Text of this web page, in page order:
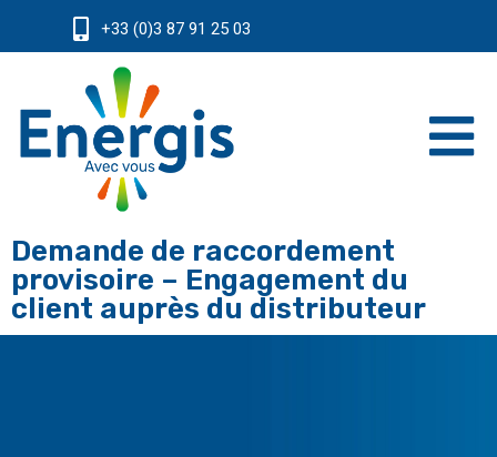
+33 (0)3 87 91 25 03
Demande de raccordement
provisoire – Engagement du
client auprès du distributeur